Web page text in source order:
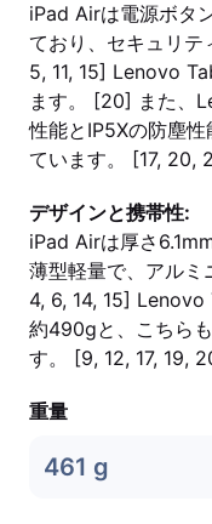
iPad Airは電源ボタ
ており、セキュリ
5, 11, 15] Lenovo
ます。 [20] また、
性能とIP5Xの防塵
ています。 [17, 20,
デザインと携帯性:
iPad Airは厚さ
薄型軽量で、アルミ
4, 6, 14, 15] Lenovo
約490gと、こちら
す。 [9, 12, 17, 19,
重量
461 g